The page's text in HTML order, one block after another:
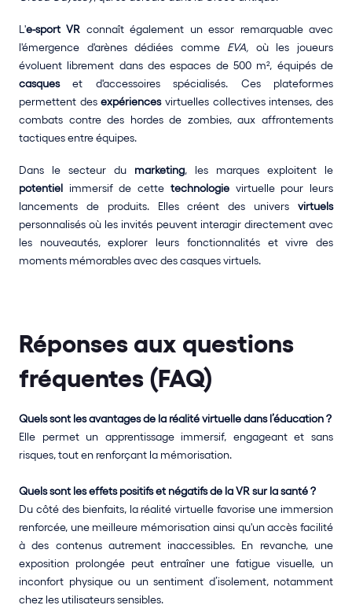
L'e-sport VR connaît également un essor remarquable avec
l'émergence d'arènes dédiées comme EVA, où les joueurs
casques et d'accessoires spécialisés. Ces plateformes
permettent des expériences virtuelles collectives intenses, des
combats contre des hordes de zombies, aux affrontements
tactiques entre équipes.
Dans le secteur du marketing
potentiel immersif de cette technologie virtuelle pour leurs
lancements de produits. Elles créent des univers virtuels
personnalisés où les invités peuvent interagir directement avec
les nouveautés, explorer leurs fonctionnalités et vivre des
moments mémorables avec des casques virtuels.
Réponses aux questions
fréquentes (FAQ)
Quels sont les avantages de la réalité virtuelle dans l’éducation ?
Elle permet un apprentissage immersif, engageant et sans
risques, tout en renforçant la mémorisation.
Quels sont les effets positifs et négatifs de la VR sur la santé ?
Du côté des bienfaits, la réalité virtuelle favorise une immersion
renforcée, une meilleure mémorisation ainsi qu'un accès facilité
à des contenus autrement inaccessibles. En revanche, une
exposition prolongée peut entraîner une fatigue visuelle, un
inconfort physique ou un sentiment d’isolement, notamment
chez les utilisateurs sensibles.